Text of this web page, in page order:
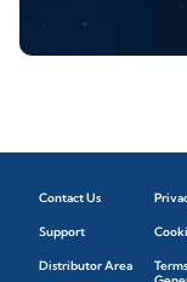
Contact Us
Support
Distributor Area